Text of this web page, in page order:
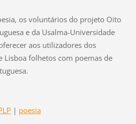
os voluntários do projeto Oito
e da Usalma-Universidade
aos utilizadores dos
Lisboa folhetos com poemas de
| poesia